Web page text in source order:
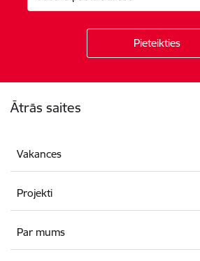
Ātrās saites
Vakances
Projekti
Par mums